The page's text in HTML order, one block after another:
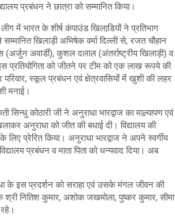
प्रबंधन ने छात्रा को सम्मानित किया।
में भारत के शीर्ष कंपाउंड खिलाडि़यों ने प्रतिभाग
खिलाड़ी अभिषेक वर्मा दिल्ली से, रजत चौहान
अवार्डी), कुशल दलाल (अंतर्राष्ट्रीय खिलाड़ी) व
प्रतियोगिता को जीतने पर टीम को एक लाख रूपये की
परिवार, स्कूल प्रबंधन एवं क्षेत्रवासियों में खुशी की लहर
मनाई।
कोठारी जी ने अनुराधा भारद्वाज का माल्र्यापण एवं
अनुराधा को जीत की बधाई दी। विद्यालय की
प्रेरित किया। अनुराधा भारद्वाज ने अपने स्वर्गीय
प्रबंधन व माता पिता को धन्यवाद दिया। अब
के इस प्रदर्शन को सराहा एवं उसके मंगल जीवन की
नितिश कुमार, अशोक जखमोला, पुष्कर कुमार, सीमा